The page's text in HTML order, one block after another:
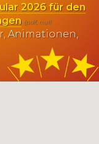
2026 für den
(pdf, null
Animationen,